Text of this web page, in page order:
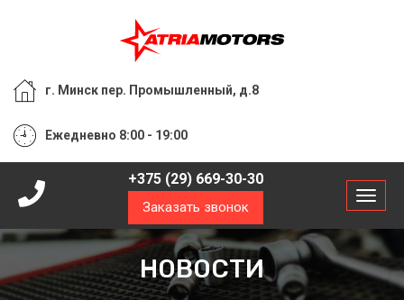
г. Минск пер. Промышленный, д.8
Ежедневно 8:00 - 19:00
+375 (29) 669-30-30
Заказать звонок
НОВОСТИ